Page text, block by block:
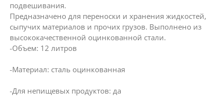
подвешивания.
Предназначено для переноски и хранения жидкостей,
сыпучих материалов и прочих грузов. Выполнено из
высококачественной оцинкованной стали.
-Объем: 12 литров
-Материал: сталь оцинкованная
-Для непищевых продуктов: да